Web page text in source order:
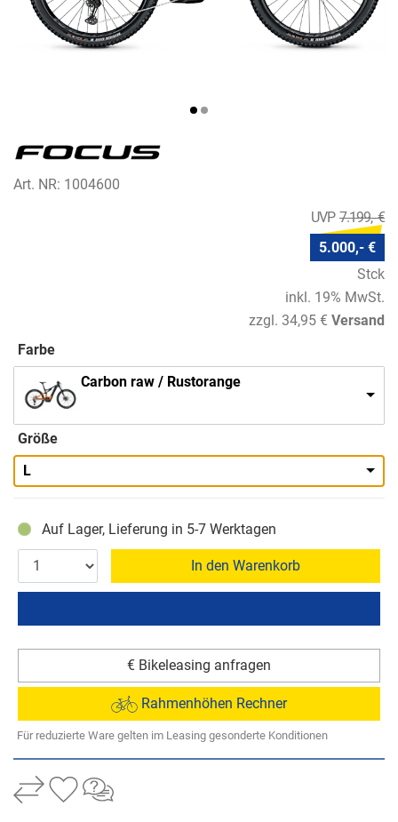
Art. NR: 1004600
7.199,- €
5.000,- €
Stck
inkl. 19% MwSt.
zzgl. 34,95 € Versand
Farbe
Carbon raw / Rustorange
Größe
L
Auf Lager, Lieferung in 5-7 Werktagen
In den Warenkorb
€ Bikeleasing anfragen
Rahmenhöhen Rechner
Für reduzierte Ware gelten im Leasing gesonderte Konditionen